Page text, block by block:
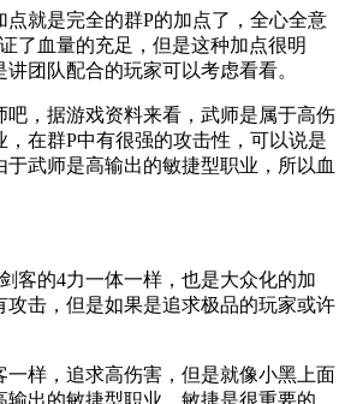
就是完全的群P的加点了，全心全意
了血量的充足，但是这种加点很明
团队配合的玩家可以考虑看看。
，据游戏资料来看，武师是属于高伤
在群P中有很强的攻击性，可以说是
武师是高输出的敏捷型职业，所以血
的4力一体一样，也是大众化的加
攻击，但是如果是追求极品的玩家或许
样，追求高伤害，但是就像小黑上面
出的敏捷型职业，敏捷是很重要的，